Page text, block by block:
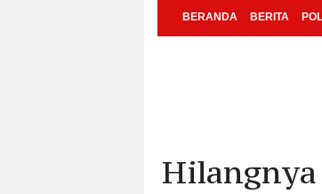
BERANDA BERITA
Hilangnya